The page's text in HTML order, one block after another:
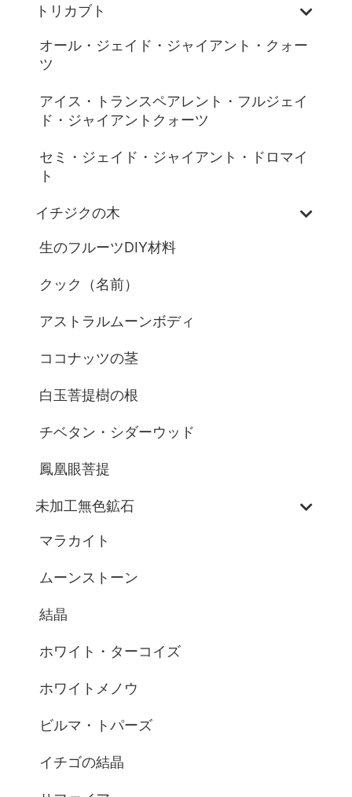
トリカブト
オール・ジェイド・ジャイアント・クォー
ツ
アイス・トランスペアレント・フルジェイ
ド・ジャイアントクォーツ
セミ・ジェイド・ジャイアント・ドロマイ
ト
イチジクの木
生のフルーツDIY材料
クック（名前）
アストラルムーンボディ
ココナッツの茎
白玉菩提樹の根
チベタン・シダーウッド
鳳凰眼菩提
未加工無色鉱石
マラカイト
ムーンストーン
結晶
ホワイト・ターコイズ
ホワイトメノウ
ビルマ・トパーズ
イチゴの結晶